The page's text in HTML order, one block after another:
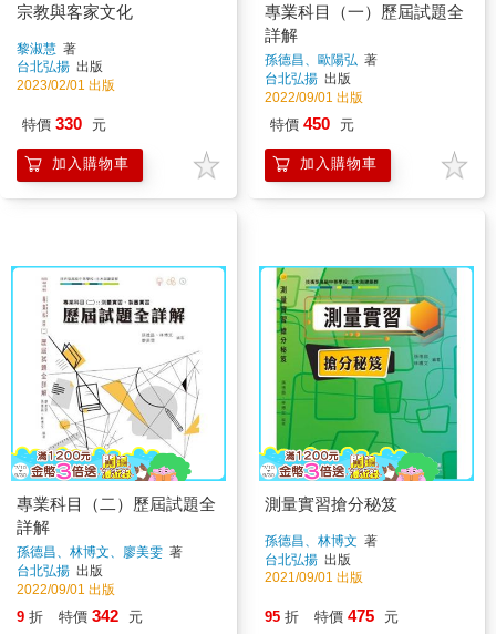
宗教與客家文化
黎淑慧 著
台北弘揚 出版
2023/02/01 出版
特價 330 元
加入購物車
專業科目（一）歷屆試題全
詳解
孫德昌、歐陽弘 著
台北弘揚 出版
2022/09/01 出版
特價 450 元
加入購物車
專業科目（二）歷屆試題全
詳解
孫德昌、林博文、廖美雯 著
台北弘揚 出版
2022/09/01 出版
9 折 特價 342 元
測量實習搶分秘笈
孫德昌、林博文 著
台北弘揚 出版
2021/09/01 出版
95 折 特價 475 元